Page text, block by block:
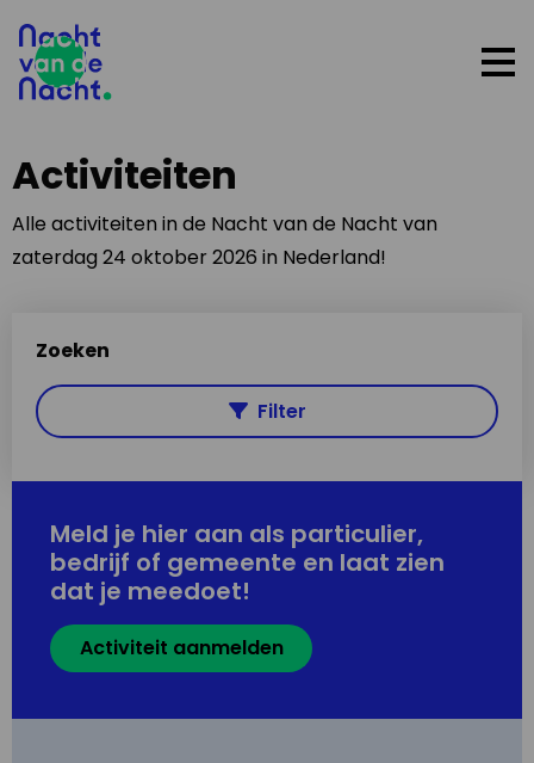
Activiteiten
Alle activiteiten in de Nacht van de Nacht van
zaterdag 24 oktober 2026 in Nederland!
Zoeken
Filter
Meld je hier aan als particulier,
bedrijf of gemeente en laat zien
dat je meedoet!
Activiteit aanmelden